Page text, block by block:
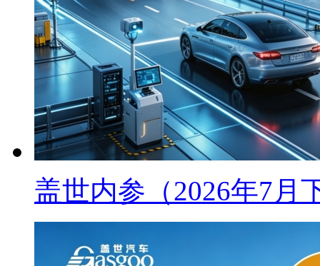
盖世内参（2026年7月